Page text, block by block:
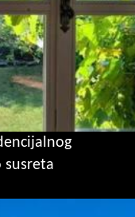
susreta